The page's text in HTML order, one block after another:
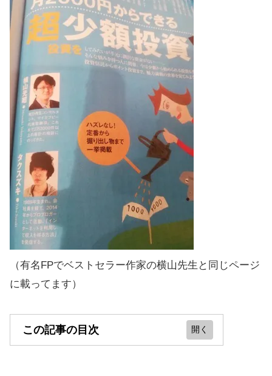
（有名FPでベストセラー作家の横山先生と同じページ
に載ってます）
この記事の目次